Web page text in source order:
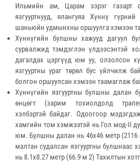
Ильмийн ам, Царам зэрэг газарт
язгууртнууд, ялангуяа Хүннү
шаньюйн удмынхны оршуулга хэмээн
Хүннүгийн булшны хажууд дагуул
сурвалжид тэмдэглэн үлдээсэнтэй
дагалдах цэргүүд юм уу, олзолсон
язгууртны ураг төрөл бус үйлчилж
болгон оршуулсан хэмээн таамаглаж
Хүннүгийн язгууртны булшны далан
өнцөгт (зарим тохиолдолд
хэлбэртэй байдаг. Одоогоор
хамгийн том хэмжээтэй нь Гол мод-II
юм. Булшны далан нь 46х46 метр (2116
малтан судалсан язгууртны булшнаас
нь 8.1х8.27 метр (66.9 м 2) Тахилтын